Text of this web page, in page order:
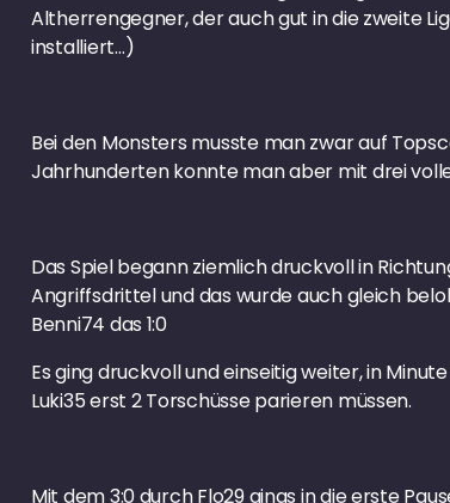
Altherrengegner, der auch gut in die zweite
installiert…)
Bei den Monsters musste man zwar auf
Jahrhunderten konnte man aber mit drei
Das Spiel begann ziemlich druckvoll in
Angriffsdrittel und das wurde auch gleich
Benni74 das 1:0
Es ging druckvoll und einseitig weiter, in
Luki35 erst 2 Torschüsse parieren müssen.
Mit dem 3:0 durch Flo29 gings in die erste